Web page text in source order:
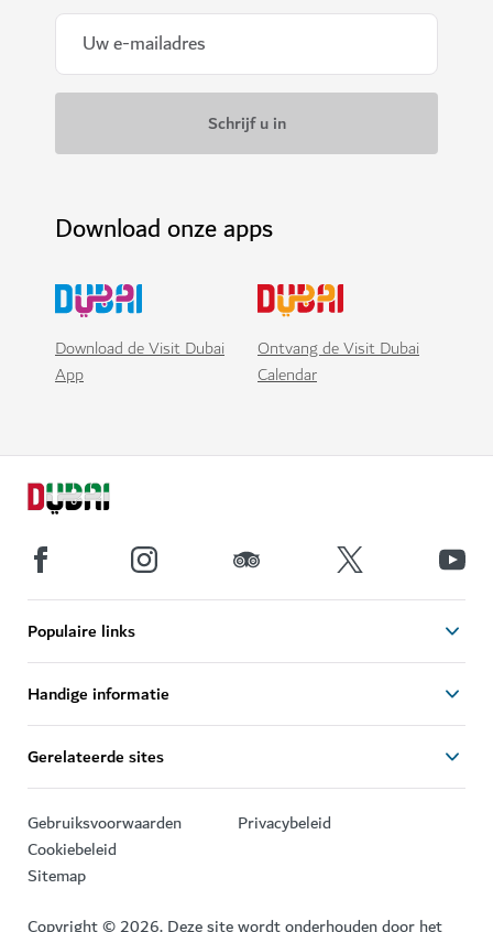
Download onze apps
Download de Visit Dubai
App
Ontvang de Visit Dubai
Calendar
Populaire links
Handige informatie
Gerelateerde sites
Gebruiksvoorwaarden
Privacybeleid
Cookiebeleid
Sitemap